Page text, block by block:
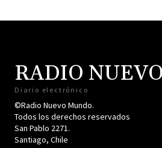
RADIO
Diario electrónico
©Radio Nuevo Mundo.
Todos los derechos reservados
San Pablo 2271.
Santiago, Chile